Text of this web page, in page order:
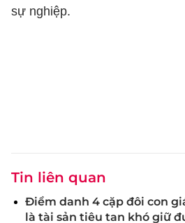
sự nghiệp.
Tin liên quan
Điểm danh 4 cặp đôi con
là tài sản tiêu tan khó giữ